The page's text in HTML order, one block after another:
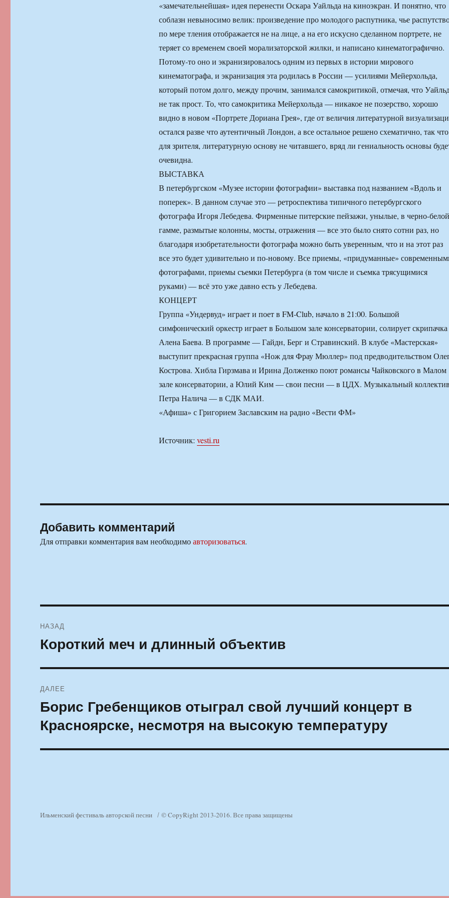
«замечательнейшая» идея перенести Оскара Уайльда на киноэкран. И понятно, что
соблазн невыносимо велик: произведение про молодого распутника, чье
по мере тления отображается не на лице, а на его искусно сделанном портрете, не
теряет со временем своей морализаторской жилки, и написано кинематографично.
Потому-то оно и экранизировалось одним из первых в истории мирового
кинематографа, и экранизация эта родилась в России — усилиями Мейерхольда,
который потом долго, между прочим, занимался самокритикой, отмечая, что
не так прост. То, что самокритика Мейерхольда — никакое не позерство, хорошо
видно в новом «Портрете Дориана Грея», где от величия литературной
остался разве что аутентичный Лондон, а все остальное решено схематично, так что
для зрителя, литературную основу не читавшего, вряд ли гениальность основы
очевидна.
ВЫСТАВКА
В петербургском «Музее истории фотографии» выставка под названием «Вдоль и
поперек». В данном случае это — ретроспектива типичного петербургского
фотографа Игоря Лебедева. Фирменные питерские пейзажи, унылые, в черно-белой
гамме, размытые колонны, мосты, отражения — все это было снято сотни раз, но
благодаря изобретательности фотографа можно быть уверенным, что и на этот раз
все это будет удивительно и по-новому. Все приемы, «придуманные»
фотографами, приемы съемки Петербурга (в том числе и съемка трясущимися
руками) — всё это уже давно есть у Лебедева.
КОНЦЕРТ
Группа «Ундервуд» играет и поет в FM-Club, начало в 21:00. Большой
симфонический оркестр играет в Большом зале консерватории, солирует скрипачка
Алена Баева. В программе — Гайдн, Берг и Стравинский. В клубе «Мастерская»
выступит прекрасная группа «Нож для Фрау Мюллер» под предводительством
Кострова. Хибла Гирзмава и Ирина Долженко поют романсы Чайковского в Малом
зале консерватории, а Юлий Ким — свои песни — в ЦДХ. Музыкальный коллектив
Петра Налича — в СДК МАИ.
«Афиша» с Григорием Заславским на радио «Вести ФМ»
Источник: vesti.ru
Добавить комментарий
Для отправки комментария вам необходимоавторизоваться.
по
НАЗАД
Предыдущая
запись:
Короткий меч и длинный объектив
ДАЛЕЕ
Следующая
запись:
Борис Гребенщиков отыграл свой лучший концерт в
Красноярске, несмотря на высокую температуру
Ильменский фестиваль авторской песни © CopyRight 2013-2016. Все права защищены